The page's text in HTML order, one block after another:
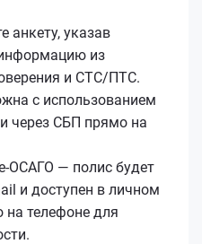
анкету, указав
из
и СТС/ПТС.
с использованием
через СБП прямо на
— полис будет
и доступен в личном
на телефоне для